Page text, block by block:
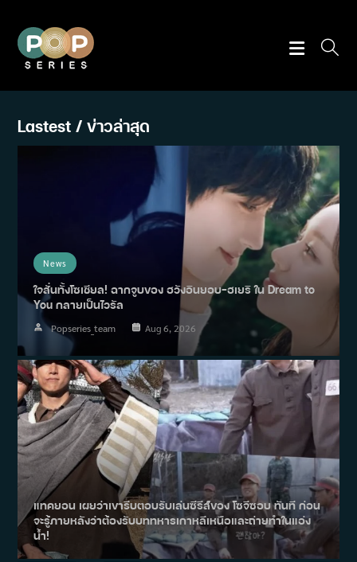
content
Lastest / ข่าวล่าสุด
News
ใจสั่นทั้งโซเชียล! ฉากจูบของ ฮวังอินยอบ–ฮเยริ ใน Dream to
You กลายเป็นไวรัล
Popseries_team Aug 6, 2026
แทคยอน เผยว่าเขารีบตอบรับเล่นซีรีส์ของ โซจีซอบ ทันที ก่อน
จะรู้ภายหลังว่าต้องรับบททหารเกาหลีเหนือและถ่ายทำในแอ่ง
น้ำ!